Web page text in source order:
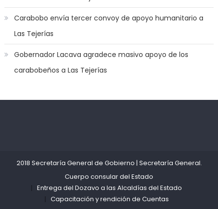
dicks
to
her
needs,
gagging
make
Carabobo envía tercer convoy de apoyo humanitario a
Las Tejerías
Gobernador Lacava agradece masivo apoyo de los
carabobeños a Las Tejerías
Escort
siteler2018 Secretaría General de Gobierno | Secretaría General.
Cuerpo consular del Estado
Entrega del Dozavo a las Alcaldías del Estado
Capacitación y rendición de Cuentas